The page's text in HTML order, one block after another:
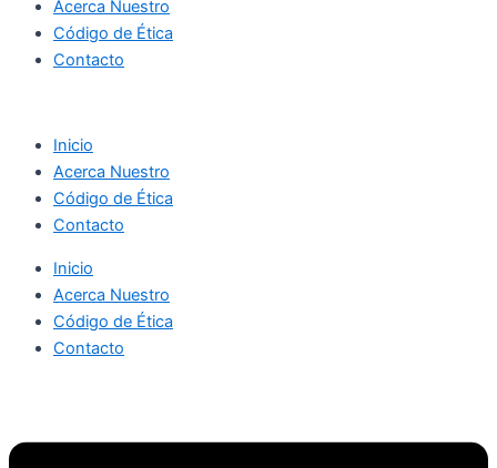
Acerca Nuestro
Código de Ética
Contacto
Inicio
Acerca Nuestro
Código de Ética
Contacto
Inicio
Acerca Nuestro
Código de Ética
Contacto